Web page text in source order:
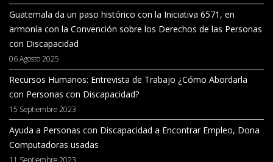
Guatemala da un paso histórico con la Iniciativa 6571, en
armonía con la Convención sobre los Derechos de las Personas
con Discapacidad
06 Agosto 2025
Recursos Humanos: Entrevista de Trabajo ¿Cómo Abordarla
con Personas con Discapacidad?
15 Septiembre 2023
Ayuda a Personas con Discapacidad a Encontrar Empleo, Dona
Computadoras usadas
11 Septiembre 2023